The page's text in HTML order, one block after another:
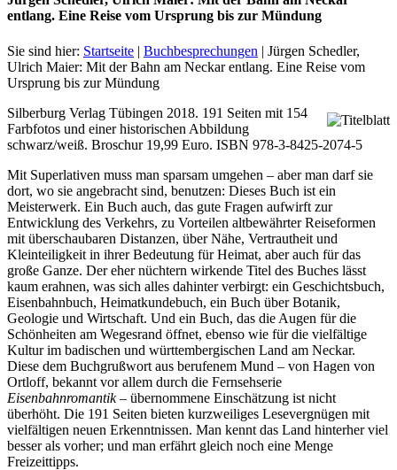
entlang. Eine Reise vom Ursprung bis zur Mündung
Sie sind hier: Startseite | Buchbesprechungen | Jürgen Schedler,
Ulrich Maier: Mit der Bahn am Neckar entlang. Eine Reise vom
Ursprung bis zur Mündung
Silberburg Verlag Tübingen 2018. 191 Seiten mit 154
Farbfotos und einer historischen Abbildung
schwarz/weiß. Broschur 19,99 Euro. ISBN 978-3-8425-2074-5
Mit Superlativen muss man sparsam umgehen – aber man darf sie
dort, wo sie angebracht sind, benutzen: Dieses Buch ist ein
Meisterwerk. Ein Buch auch, das gute Fragen aufwirft zur
Entwicklung des Verkehrs, zu Vorteilen altbewährter Reiseformen
mit überschaubaren Distanzen, über Nähe, Vertrautheit und
Kleinteiligkeit in ihrer Bedeutung für Heimat, aber auch für das
große Ganze. Der eher nüchtern wirkende Titel des Buches lässt
kaum erahnen, was sich alles dahinter verbirgt: ein Geschichtsbuch,
Eisenbahnbuch, Heimatkundebuch, ein Buch über Botanik,
Geologie und Wirtschaft. Und ein Buch, das die Augen für die
Schönheiten am Wegesrand öffnet, ebenso wie für die vielfältige
Kultur im badischen und württembergischen Land am Neckar.
Diese dem Buchgrußwort aus berufenem Mund – von Hagen von
Ortloff, bekannt vor allem durch die Fernsehserie
Eisenbahnromantik– übernommene Einschätzung ist nicht
überhöht. Die 191 Seiten bieten kurzweiliges Lesevergnügen mit
vielfältigen neuen Erkenntnissen. Man kennt das Land hinterher viel
besser als vorher; und man erfährt gleich noch eine Menge
Freizeittipps.